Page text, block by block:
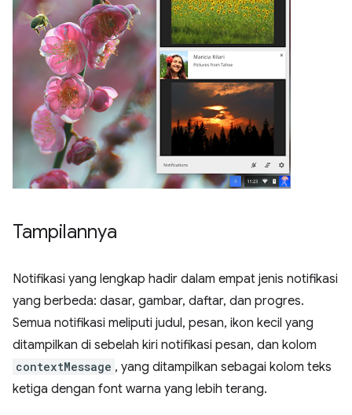
Tampilannya
Notifikasi yang lengkap hadir dalam empat jenis notifikasi
yang berbeda: dasar, gambar, daftar, dan progres.
Semua notifikasi meliputi judul, pesan, ikon kecil yang
ditampilkan di sebelah kiri notifikasi pesan, dan kolom
contextMessage , yang ditampilkan sebagai kolom teks
ketiga dengan font warna yang lebih terang.